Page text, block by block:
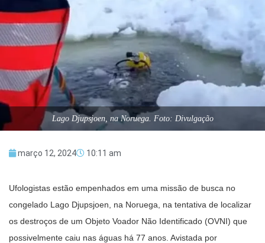
Lago Djupsjoen, na Noruega. Foto: Divulgação
março 12, 2024 10:11 am
Ufologistas estão empenhados em uma missão de busca no
congelado Lago Djupsjoen, na Noruega, na tentativa de localizar
os destroços de um Objeto Voador Não Identificado (OVNI) que
possivelmente caiu nas águas há 77 anos. Avistada por